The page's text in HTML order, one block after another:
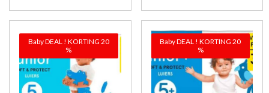
Baby DEAL ! KORTING 20
%
Baby DEAL ! KORTING 20
%